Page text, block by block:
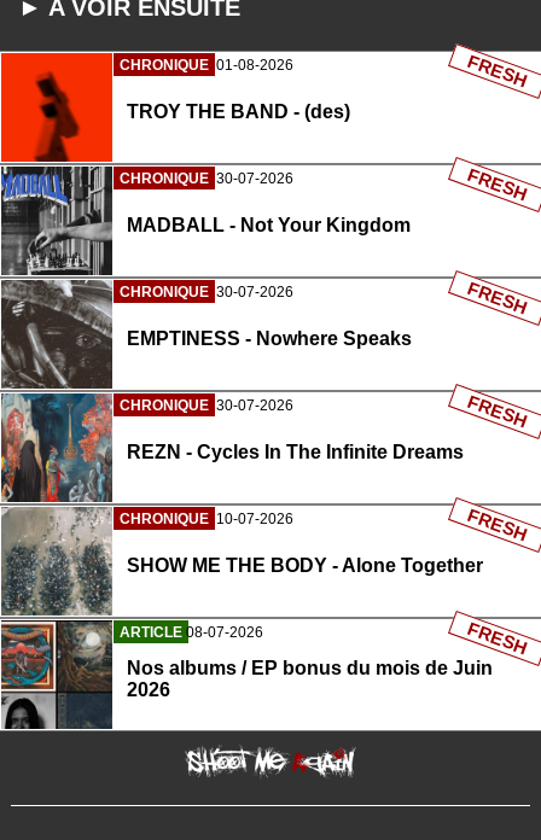
► A VOIR ENSUITE
CHRONIQUE 01-08-2026
TROY THE BAND - (des)
FRESH
CHRONIQUE 30-07-2026
MADBALL - Not Your Kingdom
FRESH
CHRONIQUE 30-07-2026
EMPTINESS - Nowhere Speaks
FRESH
CHRONIQUE 30-07-2026
REZN - Cycles In The Infinite Dreams
FRESH
CHRONIQUE 10-07-2026
SHOW ME THE BODY - Alone Together
FRESH
ARTICLE 08-07-2026
Nos albums / EP bonus du mois de Juin
2026
FRESH